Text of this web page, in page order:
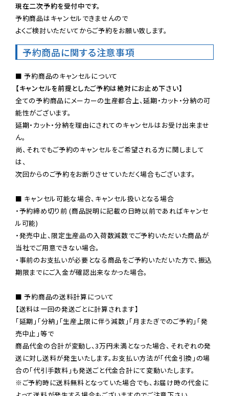
現在二次予約を受付中です。
予約商品はキャンセルできませんので
よくご検討いただいてからご予約をお願い致します。
予約商品に関する注意事項
【キャンセルを前提としたご予約は絶対にお止め下さい】
全ての予約商品にメーカーの生産都合上、延期・カット・分納の可
能性がございます。
延期・カット・分納を理由にされてのキャンセルはお受け出来ませ
ん。
尚、それでもご予約のキャンセルをご希望される方に関しまして
は、
次回からのご予約をお断りさせていただく場合もございます。
■ キャンセル可能な場合、キャンセル扱いとなる場合
・予約締め切り前 (商品説明に記載の日時以前であればキャンセ
ル可能)
・発売中止、限定生産品の入荷数減数でご予約いただいた商品が
当社でご用意できない場合。
・事前のお支払いが必要となる商品をご予約いただいた方で、振込
期限までにご入金が確認出来なかった場合。
■ 予約商品の送料計算について
【送料は一回の発送ごとに計算されます】
「延期」「分納」「生産上限に伴う減数」「月またぎでのご予約」「発
売中止」等で
商品代金の合計が変動し、3万円未満となった場合、それぞれの発
送に対し送料が発生いたします。お支払い方法が「代金引換」の場
※ご予約時に送料無料となっていた場合でも、お届け時の代金に